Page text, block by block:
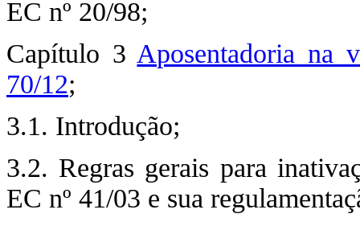
EC nº 20/98;
Capítulo 3 Aposentadoria na
70/12;
3.1. Introdução;
3.2. Regras gerais para
EC nº 41/03 e sua